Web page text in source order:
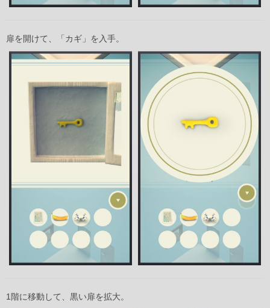
扉を開けて、「カギ」を入手。
1階に移動して、黒い扉を拡大。